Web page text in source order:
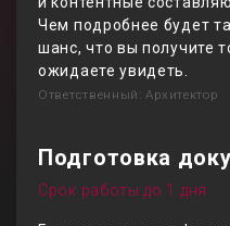
Чем подробнее будет
шанс, что вы получите
ожидаете увидеть.
Ответственный: Архитектор
Подготовка
Срок работы до 1 дня